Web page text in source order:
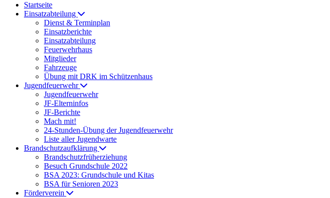
Startseite
Einsatzabteilung
Dienst & Terminplan
Einsatzberichte
Einsatzabteilung
Feuerwehrhaus
Mitglieder
Fahrzeuge
Übung mit DRK im Schützenhaus
Jugendfeuerwehr
Jugendfeuerwehr
JF-Elterninfos
JF-Berichte
Mach mit!
24-Stunden-Übung der Jugendfeuerwehr
Liste aller Jugendwarte
Brandschutzaufklärung
Brandschutzfrüherziehung
Besuch Grundschule 2022
BSA 2023: Grundschule und Kitas
BSA für Senioren 2023
Förderverein